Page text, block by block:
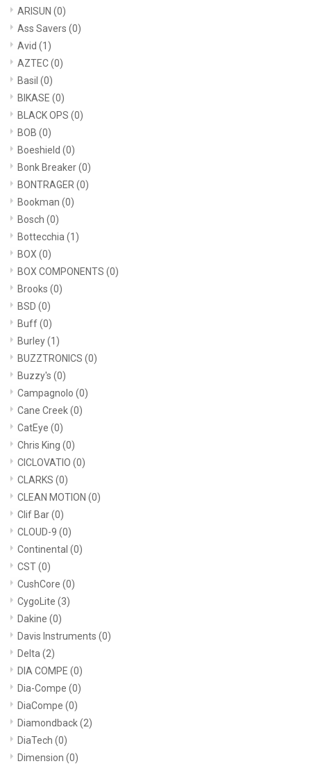
ARISUN (0)
Ass Savers (0)
Avid (1)
AZTEC(0)
Basil (0)
BIKASE (0)
BLACK OPS (0)
BOB (0)
Boeshield (0)
Bonk Breaker(0)
BONTRAGER (0)
Bookman (0)
Bosch (0)
Bottecchia (1)
BOX (0)
BOX COMPONENTS (0)
Brooks (0)
BSD (0)
Buff(0)
Burley(1)
BUZZTRONICS (0)
Buzzy's (0)
Campagnolo (0)
Cane Creek(0)
CatEye (0)
Chris King (0)
CICLOVATIO (0)
CLARKS (0)
CLEAN MOTION (0)
Clif Bar(0)
CLOUD-9 (0)
Continental (0)
CST(0)
CushCore (0)
CygoLite (3)
Dakine (0)
Davis Instruments (0)
Delta (2)
DIA COMPE (0)
Dia-Compe (0)
DiaCompe (0)
Diamondback(2)
DiaTech (0)
Dimension (0)